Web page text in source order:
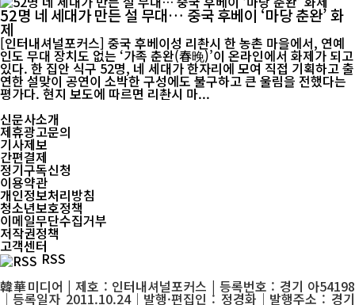
52명 네 세대가 만든 설 무대… 중국 후베이 ‘마당 춘완’ 화
제
[인터내셔널포커스] 중국 후베이성 리촨시 한 농촌 마을에서, 연예
인도 무대 장치도 없는 ‘가족 춘완(春晚)’이 온라인에서 화제가 되고
있다. 한 집안 식구 52명, 네 세대가 한자리에 모여 직접 기획하고 출
연한 설맞이 공연이 소박한 구성에도 불구하고 큰 울림을 전했다는
평가다. 현지 보도에 따르면 리촨시 마...
신문사소개
제휴광고문의
기사제보
간편결제
정기구독신청
이용약관
개인정보처리방침
청소년보호정책
이메일무단수집거부
저작권정책
고객센터
RSS
韓華미디어 | 제호 : 인터내셔널포커스 | 등록번호 : 경기 아54198
│등록일자 2011.10.24│발행·편집인 : 정경화│발행주소 : 경기